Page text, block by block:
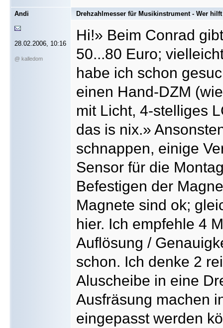
Andi
28.02.2006, 10:16
@ kalledom
Drehzahlmesser für Musikinstrument - Wer
Hi!» Beim Conrad
50...80 Euro;
habe ich schon
einen Hand-DZM
mit Licht, 4-stelliges
das is nix.»
schnappen, einige
Sensor für die
Befestigen der
Magnete sind ok;
hier. Ich empfehle 4
Auflösung /
schon. Ich denke 2
Aluscheibe in eine
Ausfräsung machen
eingepasst werden